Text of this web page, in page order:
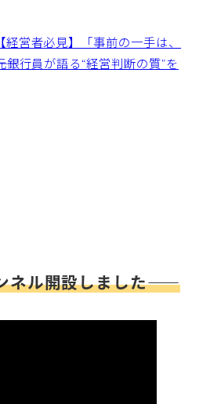
【経営者必見】「事前の一手は、
銀行員が語る“経営判断の質”を
ネル開設しました――